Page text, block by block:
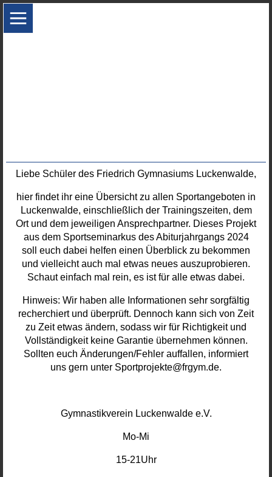
Liebe Schüler des Friedrich Gymnasiums Luckenwalde,
hier findet ihr eine Übersicht zu allen Sportangeboten in
Luckenwalde, einschließlich der Trainingszeiten, dem
Ort und dem jeweiligen Ansprechpartner. Dieses Projekt
aus dem Sportseminarkus des Abiturjahrgangs 2024
soll euch dabei helfen einen Überblick zu bekommen
und vielleicht auch mal etwas neues auszuprobieren.
Schaut einfach mal rein, es ist für alle etwas dabei.
Hinweis: Wir haben alle Informationen sehr sorgfältig
recherchiert und überprüft. Dennoch kann sich von Zeit
zu Zeit etwas ändern, sodass wir für Richtigkeit und
Vollständigkeit keine Garantie übernehmen können.
Sollten euch Änderungen/Fehler auffallen, informiert
uns gern unter Sportprojekte@frgym.de.
Gymnastikverein Luckenwalde e.V.
Mo-Mi
15-21Uhr